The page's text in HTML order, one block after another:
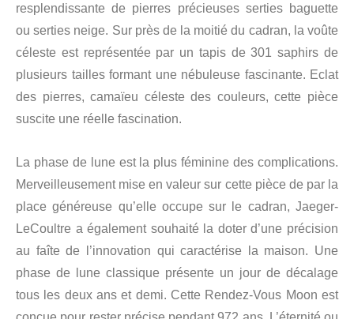
resplendissante de pierres précieuses serties baguette
ou serties neige. Sur près de la moitié du cadran, la voûte
céleste est représentée par un tapis de 301 saphirs de
plusieurs tailles formant une nébuleuse fascinante. Eclat
des pierres, camaïeu céleste des couleurs, cette pièce
suscite une réelle fascination.
La phase de lune est la plus féminine des complications.
Merveilleusement mise en valeur sur cette pièce de par la
place généreuse qu’elle occupe sur le cadran, Jaeger-
LeCoultre a également souhaité la doter d’une précision
au faîte de l’innovation qui caractérise la maison. Une
phase de lune classique présente un jour de décalage
tous les deux ans et demi. Cette Rendez-Vous Moon est